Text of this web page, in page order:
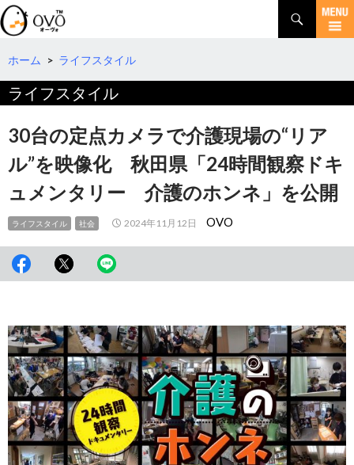
検
索
コ
テ
ツ
へ
動
ホーム > ライフスタイル
ライフスタイル
30台の定点カメラで介護現場の“リア
ル”を映像化 秋田県「24時間観察ドキ
ュメンタリー 介護のホンネ」を公開
ライフスタイル 社会 2024年11月12日 OVO